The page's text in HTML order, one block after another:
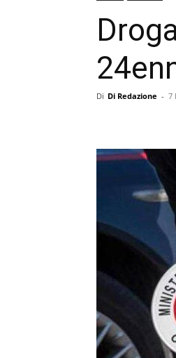
Di Di Redazione - 7